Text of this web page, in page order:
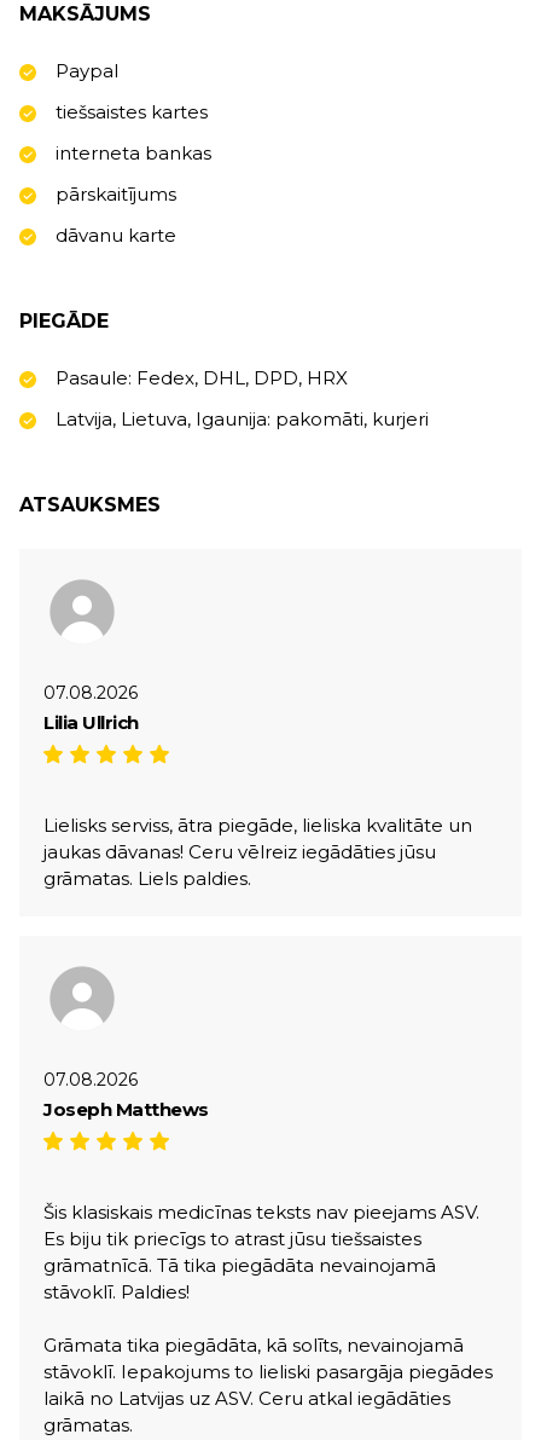
MAKSĀJUMS
Paypal
tiešsaistes kartes
interneta bankas
pārskaitījums
dāvanu karte
PIEGĀDE
Pasaule: Fedex, DHL, DPD, HRX
Latvija, Lietuva, Igaunija: pakomāti, kurjeri
ATSAUKSMES
07.08.2026
Lilia Ullrich
Lielisks serviss, ātra piegāde, lieliska kvalitāte un
jaukas dāvanas! Ceru vēlreiz iegādāties jūsu
grāmatas. Liels paldies.
07.08.2026
Joseph Matthews
Šis klasiskais medicīnas teksts nav pieejams ASV.
Es biju tik priecīgs to atrast jūsu tiešsaistes
grāmatnīcā. Tā tika piegādāta nevainojamā
stāvoklī. Paldies!
Grāmata tika piegādāta, kā solīts, nevainojamā
stāvoklī. Iepakojums to lieliski pasargāja piegādes
laikā no Latvijas uz ASV. Ceru atkal iegādāties
grāmatas.